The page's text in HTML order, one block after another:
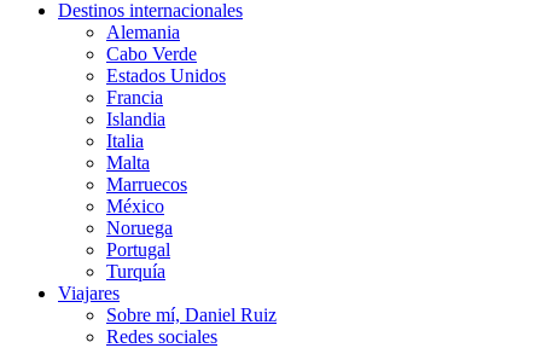
Destinos internacionales
Alemania
Cabo Verde
Estados Unidos
Francia
Islandia
Italia
Malta
Marruecos
México
Noruega
Portugal
Turquía
Viajares
Sobre mí, Daniel Ruiz
Redes sociales